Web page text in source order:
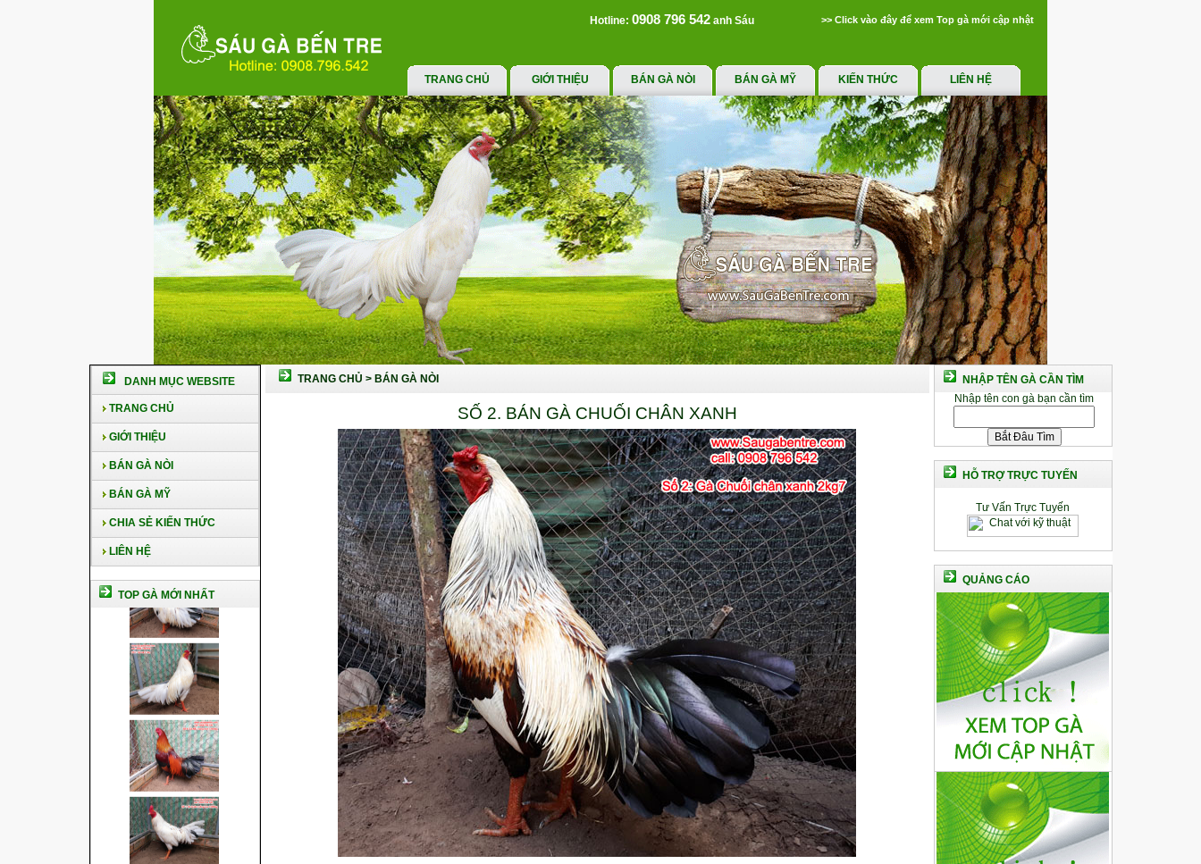
Hotline: 0908 796 542 anh Sáu >> Click vào đây để xem Top gà mới cập nhật
TRANG CHỦ GIỚI THIỆU BÁN GÀ NÒI BÁN GÀ MỸ KIẾN THỨC LIÊN HỆ
DANH MỤC WEBSITE
TRANG CHỦ
GIỚI THIỆU
BÁN GÀ NÒI
BÁN GÀ MỸ
CHIA SẺ KIẾN THỨC
LIÊN HỆ
TOP GÀ MỚI NHẤT
TRANG CHỦ > BÁN GÀ NÒI
SỐ 2. BÁN GÀ CHUỐI CHÂN XANH
NHẬP TÊN GÀ CẦN TÌM
Nhập tên con gà bạn cần tìm
HỖ TRỢ TRỰC TUYẾN
Tư Vấn Trực Tuyến
QUẢNG CÁO